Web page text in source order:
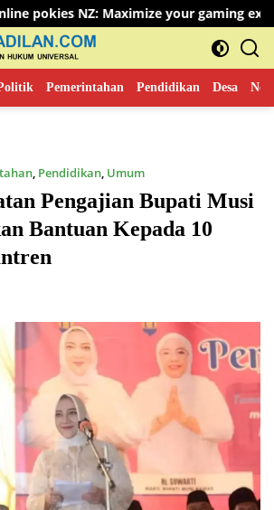
Maximize your gaming experience
Pemerintahan Pendidikan Desa
, Pendidikan, Umum
Pengajian Bupati Musi
Bantuan Kepada 10